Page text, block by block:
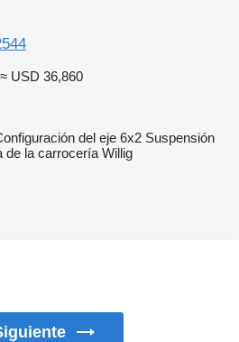
≈ USD 36,860
del eje 6x2 Suspensión
de la carrocería Willig